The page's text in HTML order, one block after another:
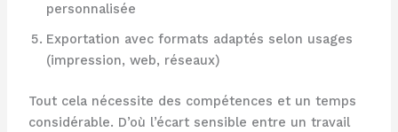
personnalisée
Exportation avec formats adaptés selon usages
(impression, web, réseaux)
Tout cela nécessite des compétences et un temps
considérable. D’où l’écart sensible entre un travail